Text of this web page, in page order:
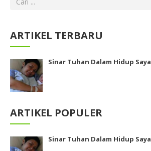
ARTIKEL TERBARU
Sinar Tuhan Dalam Hidup Saya
ARTIKEL POPULER
Sinar Tuhan Dalam Hidup Saya